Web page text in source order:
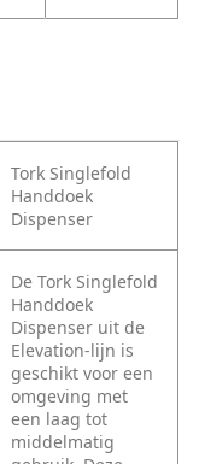
Tork Singlefold
Handdoek
Dispenser
De Tork Singlefold
Handdoek
Dispenser uit de
Elevation-lijn is
geschikt voor een
omgeving met
een laag tot
middelmatig